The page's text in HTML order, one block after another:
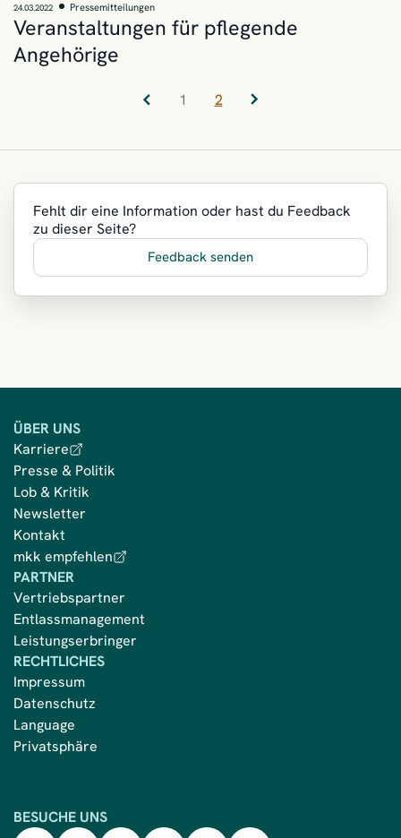
24.03.2022 Pressemitteilungen
Veranstaltungen für pflegende
Angehörige
Vorherige Seite
1
(aktuelle Seite)
2
Fehlt dir eine Information oder hast du Feedback
zu dieser Seite?
Feedback senden
BESUCHE UNS
ÜBER UNS
Karriere
Presse & Politik
Lob & Kritik
Newsletter
Kontakt
mkk empfehlen
PARTNER
Vertriebspartner
Entlassmanagement
Leistungserbringer
RECHTLICHES
Impressum
Datenschutz
Language
Privatsphäre